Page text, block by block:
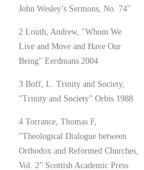
John Wesley’s Sermons, No. 74"
2 Louth, Andrew, "Whom We
Live and Move and Have Our
Being" Eerdmans 2004
3 Boff, L. Trinity and Society,
"Trinity and Society" Orbis 1988
4 Torrance, Thomas F,
"Theological Dialogue between
Orthodox and Reformed Churches,
Vol. 2" Scottish Academic Press